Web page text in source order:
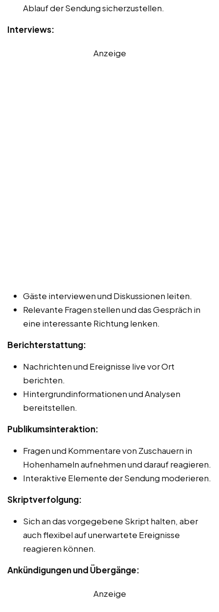
Ablauf der Sendung sicherzustellen.
Interviews:
Anzeige
Gäste interviewen und Diskussionen leiten.
Relevante Fragen stellen und das Gespräch in
eine interessante Richtung lenken.
Berichterstattung:
Nachrichten und Ereignisse live vor Ort
berichten.
Hintergrundinformationen und Analysen
bereitstellen.
Publikumsinteraktion:
Fragen und Kommentare von Zuschauern in
Hohenhameln aufnehmen und darauf reagieren.
Interaktive Elemente der Sendung moderieren.
Skriptverfolgung:
Sich an das vorgegebene Skript halten, aber
auch flexibel auf unerwartete Ereignisse
reagieren können.
Ankündigungen und Übergänge:
Anzeige